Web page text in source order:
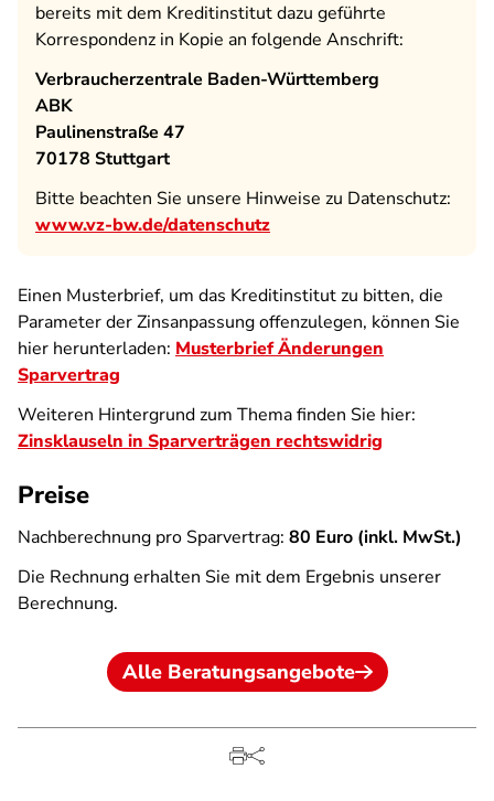
bereits mit dem Kreditinstitut dazu geführte
Korrespondenz in Kopie an folgende Anschrift:
Verbraucherzentrale Baden-Württemberg
ABK
Paulinenstraße 47
70178 Stuttgart
Bitte beachten Sie unsere Hinweise zu Datenschutz:
www.vz-bw.de/datenschutz
Einen Musterbrief, um das Kreditinstitut zu bitten, die
Parameter der Zinsanpassung offenzulegen, können Sie
hier herunterladen: Musterbrief Änderungen
Sparvertrag
Weiteren Hintergrund zum Thema finden Sie hier:
Zinsklauseln in Sparverträgen rechtswidrig
Preise
Nachberechnung pro Sparvertrag: 80 Euro (inkl. MwSt.)
Die Rechnung erhalten Sie mit dem Ergebnis unserer
Berechnung.
Alle Beratungsangebote